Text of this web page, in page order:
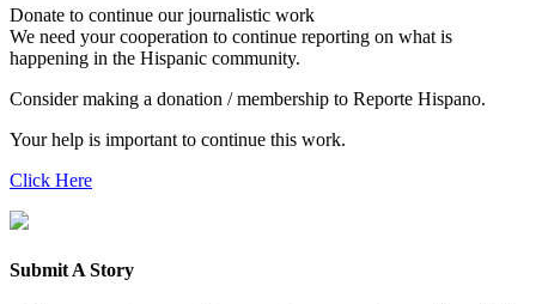
Donate to continue our journalistic work
We need your cooperation to continue reporting on what is
happening in the Hispanic community.
Consider making a donation / membership to Reporte Hispano.
Your help is important to continue this work.
Click Here
Submit A Story